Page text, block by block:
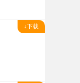
↓下载